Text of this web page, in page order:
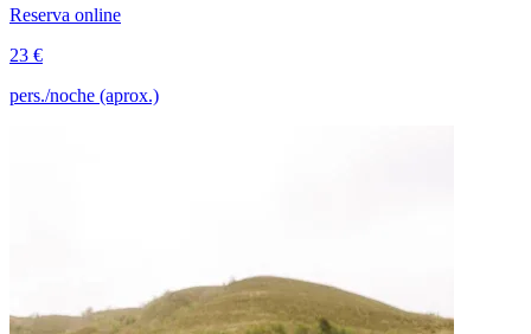
Reserva online
23 €
pers./noche (aprox.)